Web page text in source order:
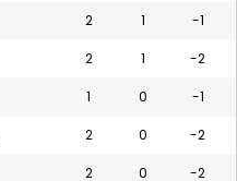
2 1 -1
2 1 -2
1 0 -1
2 0 -2
2 0 -2